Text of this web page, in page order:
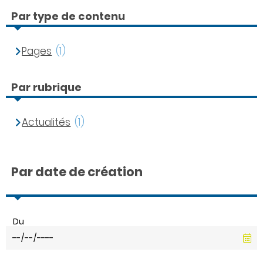
Par type de contenu
Pages (1)
Par rubrique
Actualités (1)
Par date de création
Du